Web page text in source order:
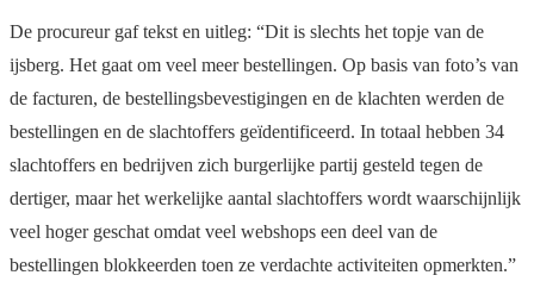
De procureur gaf tekst en uitleg: “Dit is slechts het topje van de
ijsberg. Het gaat om veel meer bestellingen. Op basis van foto’s van
de facturen, de bestellingsbevestigingen en de klachten werden de
bestellingen en de slachtoffers geïdentificeerd. In totaal hebben 34
slachtoffers en bedrijven zich burgerlijke partij gesteld tegen de
dertiger, maar het werkelijke aantal slachtoffers wordt waarschijnlijk
veel hoger geschat omdat veel webshops een deel van de
bestellingen blokkeerden toen ze verdachte activiteiten opmerkten.”